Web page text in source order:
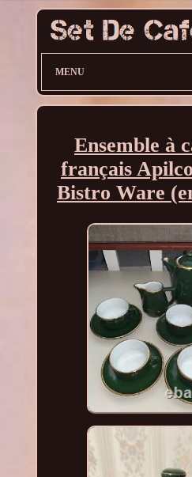
MENU
Ensemble à
français
Bistro Ware